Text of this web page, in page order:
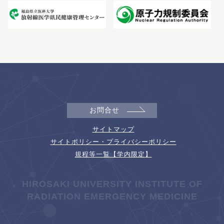
お問合せ
サイトマップ
サイトポリシー・プライバシーポリシー
規程等一覧【学内限定】
HIROSAKI UNIVERSITY INSTITUTE OF
RADIATION EMERGENCY MEDICINE